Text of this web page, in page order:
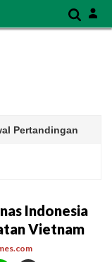
Pertandingan
Indonesia
Vietnam